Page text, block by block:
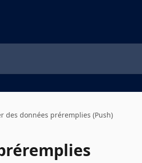
des données préremplies (Push)